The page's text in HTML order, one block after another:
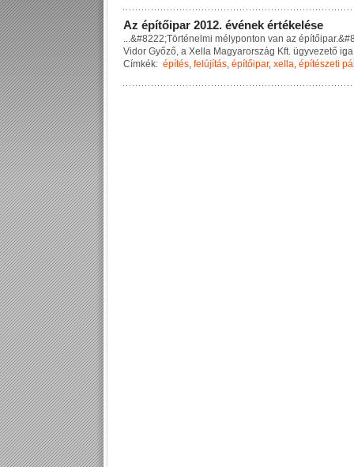
Az építőipar 2012. évének értékelése
...&#8222;Történe mi mé yponton van az építőipar.&#
Vidor Győző, a Xe a Magyarország Kft. ügyvezető iga
Címkék: építés, felújítás, építőipar, xella, építészeti